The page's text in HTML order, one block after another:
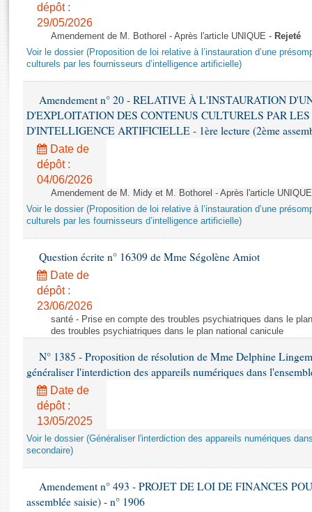
Rapports d'information
Rapports d'enquête
Rapports législatifs
Baromètre de l’application des lois
Dossiers législatifs
Budget et sécurité sociale
Questions écrites et orales
Comptes rendus des débats
Anciennes législatures
Liens vers les sites publics
dépôt :
29/05/2026
Amendement de M. Bothorel - Après l'article UNIQUE - Rejeté
Voir le dossier (Proposition de loi relative à l’instauration d’une
culturels par les fournisseurs d’intelligence artificielle)
Amendement n° 20 - RELATIVE À L'INSTAURATION
D'EXPLOITATION DES CONTENUS CULTURELS PAR LES
D'INTELLIGENCE ARTIFICIELLE - 1ère lecture (2ème
Date de
dépôt :
04/06/2026
Amendement de M. Midy et M. Bothorel - Après l'article
Voir le dossier (Proposition de loi relative à l’instauration d’une
culturels par les fournisseurs d’intelligence artificielle)
Question écrite n° 16309 de Mme Ségolène Amiot
Date de
dépôt :
23/06/2026
santé - Prise en compte des troubles psychiatriques dans le
des troubles psychiatriques dans le plan national canicule
N° 1385 - Proposition de résolution de Mme Delphine
généraliser l'interdiction des appareils numériques dans
Date de
dépôt :
13/05/2025
Voir le dossier (Généraliser l'interdiction des appareils numériques
secondaire)
Amendement n° 493 - PROJET DE LOI DE FINANCES
assemblée saisie) - n° 1906